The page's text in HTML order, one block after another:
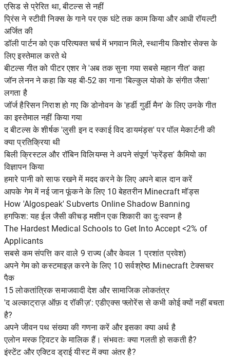
एसिड से प्रेरित था, बीटल्स से नहीं
प्रिंस ने स्टीवी निक्स के गाने पर एक घंटे तक काम किया और आधी रॉयल्टी
अर्जित की
डॉली पार्टन को एक परित्यक्त चर्च में भगवान मिले, स्थानीय किशोर सेक्स के
लिए इस्तेमाल करते थे
बीटल्स गीत को पीटर एशर ने 'अब तक सुना गया सबसे महान गीत' कहा
जॉन लेनन ने कहा कि यह बी-52 का गाना 'बिल्कुल योको के संगीत जैसा'
लगता है
जॉर्ज हैरिसन निराश हो गए कि डोनोवन के 'हर्डी गुर्डी मैन' के लिए उनके गीत
का इस्तेमाल नहीं किया गया
द बीटल्स के शीर्षक 'लुसी इन द स्काई विद डायमंड्स' पर पॉल मेकार्टनी की
क्या प्रतिक्रिया थी
बिली क्रिस्टल और रॉबिन विलियम्स ने अपने संपूर्ण 'फ्रेंड्स' कैमियो का
विज्ञापन किया
हमारे पानी को साफ रखने में मदद करने के लिए अपने बाल दान करें
आपके गेम में नई जान फूंकने के लिए 10 बेहतरीन Minecraft मॉड्स
How 'Algospeak' Subverts Online Shadow Banning
हगफिश: यह ईल जैसी कीचड़ मशीन एक शिकारी का दुःस्वप्न है
The Hardest Medical Schools to Get Into Accept <2% of
Applicants
सबसे कम संपत्ति कर वाले 9 राज्य (और केवल 1 प्रशांत प्रवेश)
अपने गेम को कस्टमाइज़ करने के लिए 10 सर्वश्रेष्ठ Minecraft टेक्सचर
पैक
15 लोकतांत्रिक समाजवादी देश और सामाजिक लोकतंत्र
'द अल्काट्राज़ ऑफ़ द रॉकीज़': एडीएक्स फ्लोरेंस से कभी कोई क्यों नहीं बचता
है?
अपने जीवन पथ संख्या की गणना करें और इसका क्या अर्थ है
एलोन मस्क ट्विटर के मालिक हैं। संभवतः क्या गलती हो सकती है?
इंस्टेंट और एक्टिव ड्राई यीस्ट में क्या अंतर है?